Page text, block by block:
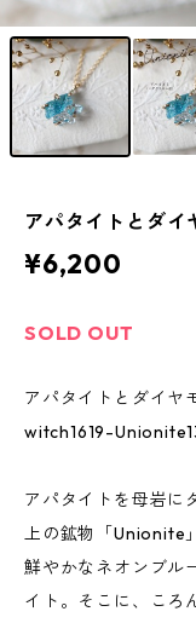
アパタイトとダイ
¥6,200
SOLD OUT
アパタイトとダイ
witch1619-
アパタイトを母岩に
上の鉱物「Unionite
鮮やかなネオンブル
イト。そこに、ころ